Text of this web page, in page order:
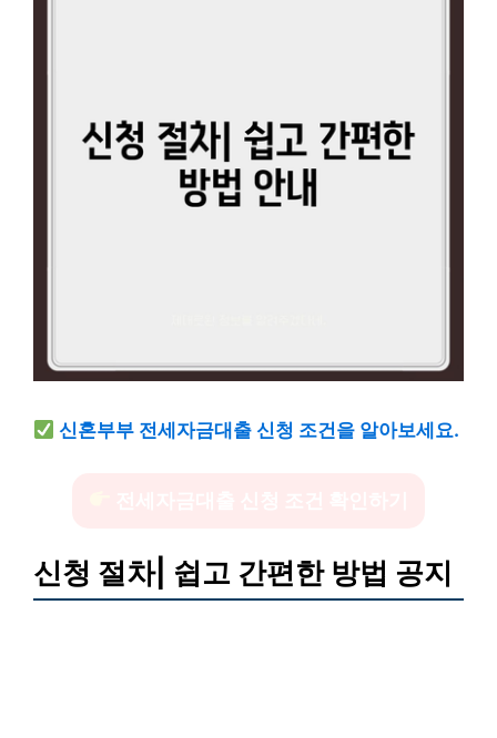
신혼부부 전세자금대출 신청 조건을 알아보세요.
신청 절차| 쉽고 간편한 방법 공지